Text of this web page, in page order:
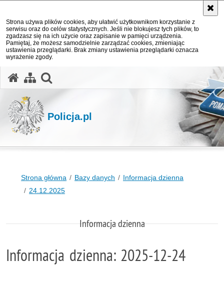
Strona używa plików cookies, aby ułatwić użytkownikom korzystanie z
serwisu oraz do celów statystycznych. Jeśli nie blokujesz tych plików, to
zgadzasz się na ich użycie oraz zapisanie w pamięci urządzenia.
Pamiętaj, że możesz samodzielnie zarządzać cookies, zmieniając
ustawienia przeglądarki. Brak zmiany ustawienia przeglądarki oznacza
wyrażenie zgody.
Policja.pl
Strona główna Bazy danych
Informacja dzienna
24.12.2025
Informacja dzienna
Informacja dzienna: 2025-12-24